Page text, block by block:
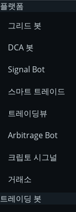
플랫폼
그리드 봇
DCA 봇
Signal Bot
스마트 트레이드
트레이딩뷰
Arbitrage Bot
크립토 시그널
거래소
트레이딩 봇